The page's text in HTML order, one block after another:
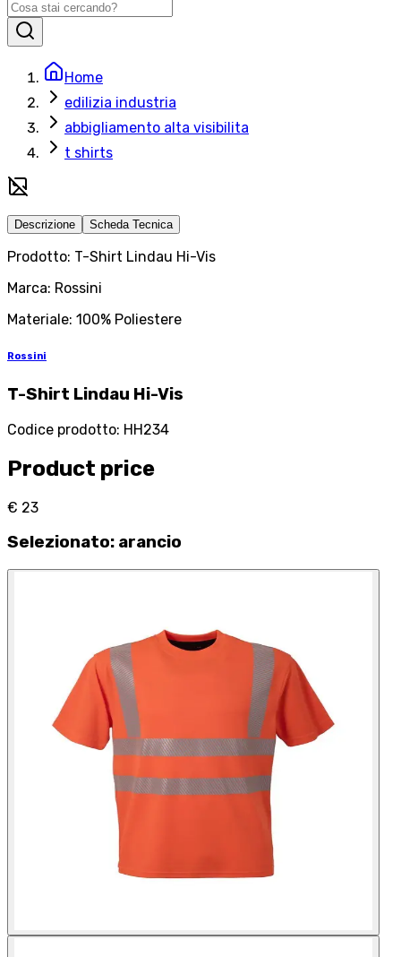
Home
edilizia industria
abbigliamento alta visibilita
t shirts
Descrizione Scheda Tecnica
Prodotto: T-Shirt Lindau Hi-Vis
Marca: Rossini
Materiale: 100% Poliestere
Rossini
T-Shirt Lindau Hi-Vis
Codice prodotto: HH234
Product price
€ 23
Selezionato: arancio